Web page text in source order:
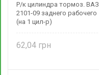
Р/к цилиндра тормоз. ВАЗ
2101-09 заднего рабочего
(на 1 цил-р)
62,04